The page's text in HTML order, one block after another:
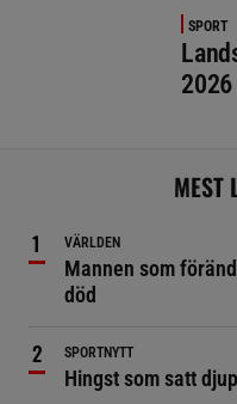
SPORT
2026
MEST
VÄRLDEN
Mannen som
död
SPORTNYTT
Hingst som satt